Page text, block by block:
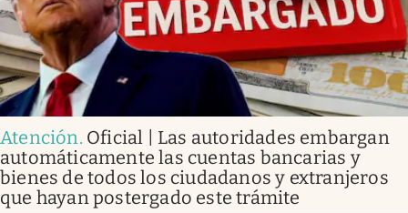
Atención. Oficial | Las autoridades embargan
automáticamente las cuentas bancarias y
bienes de todos los ciudadanos y extranjeros
que hayan postergado este trámite